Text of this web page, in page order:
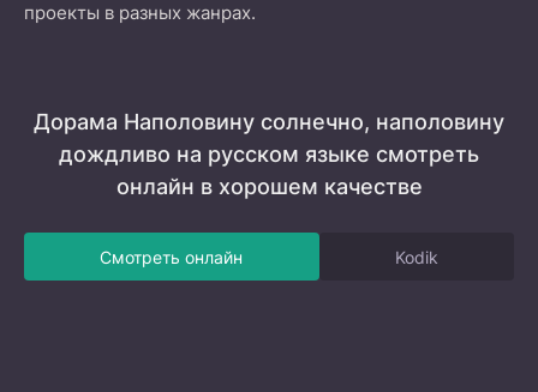
проекты в разных жанрах.
Дорама Наполовину солнечно, наполовину
дождливо на русском языке смотреть
онлайн в хорошем качестве
Смотреть онлайн Kodik